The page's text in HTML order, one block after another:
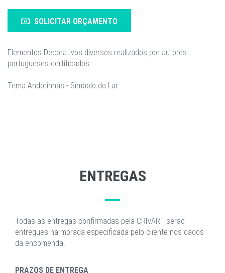
SOLICITAR ORÇAMENTO
Elementos Decorativos diversos realizados por autores
portugueses certificados.
Tema Andorinhas - Símbolo do Lar
ENTREGAS
Todas as entregas confirmadas pela CRIVART serão
entregues na morada especificada pelo cliente nos dados
da encomenda.
PRAZOS DE ENTREGA